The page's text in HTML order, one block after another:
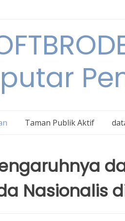
Taman Publik Aktif
Nasionalis